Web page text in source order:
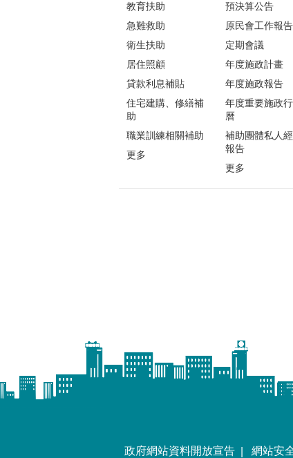
教育扶助
急難救助
衛生扶助
居住照顧
貸款利息補貼
住宅建購、修繕補
助
職業訓練相關補助
更多
預決算公告
原民會工作報告
定期會議
年度施政計畫
年度施政報告
年度重要施政
曆
補助團體私人
報告
更多
政府網站資料開放宣告 網站安